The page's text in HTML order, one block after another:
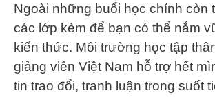
Ngoài những buổi học chính còn
các lớp kèm để bạn có thể nắm
kiến thức. Môi trường học tập
giảng viên Việt Nam hỗ trợ hết
tin trao đổi, tranh luận trong suốt